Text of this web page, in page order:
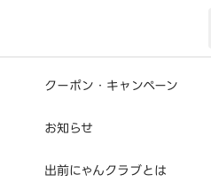
クーポン・キャンペーン
お知らせ
出前にゃんクラブとは